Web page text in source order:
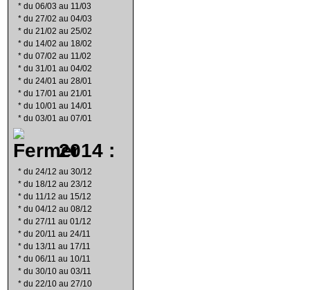
* du 06/03 au 11/03
* du 27/02 au 04/03
* du 21/02 au 25/02
* du 14/02 au 18/02
* du 07/02 au 11/02
* du 31/01 au 04/02
* du 24/01 au 28/01
* du 17/01 au 21/01
* du 10/01 au 14/01
* du 03/01 au 07/01
2014 :
* du 24/12 au 30/12
* du 18/12 au 23/12
* du 11/12 au 15/12
* du 04/12 au 08/12
* du 27/11 au 01/12
* du 20/11 au 24/11
* du 13/11 au 17/11
* du 06/11 au 10/11
* du 30/10 au 03/11
* du 22/10 au 27/10